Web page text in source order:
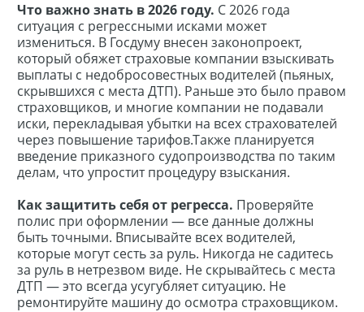
Что важно знать в 2026 году. С 2026 года
ситуация с регрессными исками может
измениться. В Госдуму внесен законопроект,
который обяжет страховые компании взыскивать
выплаты с недобросовестных водителей (пьяных,
скрывшихся с места ДТП). Раньше это было правом
страховщиков, и многие компании не подавали
иски, перекладывая убытки на всех страхователей
через повышение тарифов.Также планируется
введение приказного судопроизводства по таким
делам, что упростит процедуру взыскания.
Как защитить себя от регресса. Проверяйте
полис при оформлении — все данные должны
быть точными. Вписывайте всех водителей,
которые могут сесть за руль. Никогда не садитесь
за руль в нетрезвом виде. Не скрывайтесь с места
ДТП — это всегда усугубляет ситуацию. Не
ремонтируйте машину до осмотра страховщиком.